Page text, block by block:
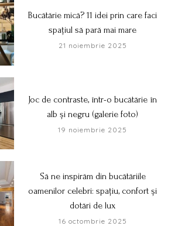
Bucătărie mică? 11 idei prin care faci
spațiul să pară mai mare
21 noiembrie 2025
Joc de contraste, într-o bucătărie în
alb și negru (galerie foto)
19 noiembrie 2025
Să ne inspirăm din bucătăriile
oamenilor celebri: spațiu, confort și
dotări de lux
16 octombrie 2025